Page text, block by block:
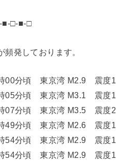
■-□-■-□
発しております。
00分頃 東京湾 M2.9 震度1
05分頃 東京湾 M3.1 震度1
07分頃 東京湾 M3.5 震度2
49分頃 東京湾 M2.6 震度1
54分頃 東京湾 M2.9 震度1
54分頃 東京湾 M2.9 震度1